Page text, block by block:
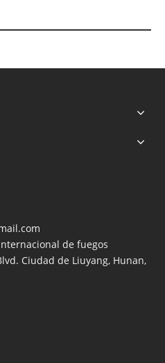
de fuegos
Ciudad de Liuyang, Hunan,